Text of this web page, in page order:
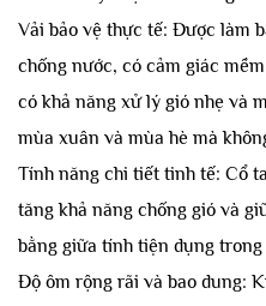
Vải bảo vệ thực tế: Được làm
chống nước, có cảm giác
có khả năng xử lý gió nhẹ và
mùa xuân và mùa hè mà
Tính năng chi tiết tinh tế: Cổ
tăng khả năng chống gió và
bằng giữa tính tiện dụng
Độ ôm rộng rãi và bao dung: